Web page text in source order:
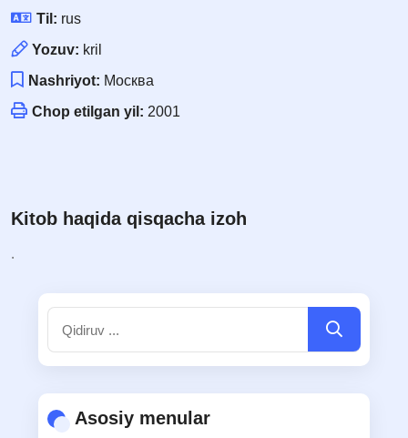
Til: rus
Yozuv: kril
Nashriyot: Москва
Chop etilgan yil: 2001
Kitob haqida qisqacha izoh
.
Asosiy menular